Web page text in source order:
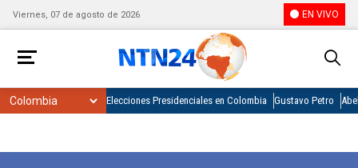
Viernes, 07 de agosto de 2026 EN VIVO
Elecciones Presidenciales en Colombia Gustavo Petro